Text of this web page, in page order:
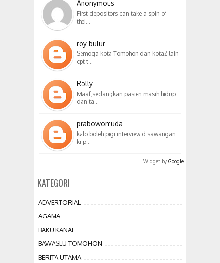
Anonymous
First depositors can take a spin of
thei…
roy bulur
Semoga kota Tomohon dan kota2 lain
cpt t…
Rolly
Maaf,sedangkan pasien masih hidup
dan ta…
prabowomuda
kalo boleh pigi interview d sawangan
knp…
Widget by Google
KATEGORI
ADVERTORIAL
AGAMA
BAKU KANAL
BAWASLU TOMOHON
BERITA UTAMA